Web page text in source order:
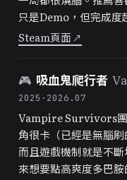
只是Demo，但完成度
Steam頁面 ↗
🎮 吸血鬼爬行者
2025 · 2026.07
Vampire Survivors團
角很卡（已經是無腦
而且遊戲機制就是不
來想要點高爽度多巴